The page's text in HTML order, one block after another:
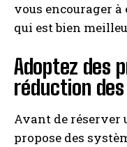
vous encourager à
qui est bien
Adoptez des
réduction
Avant de réserver
propose des